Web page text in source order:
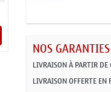
NOS
LIVRAISON À PARTIR
LIVRAISON OFFERTE